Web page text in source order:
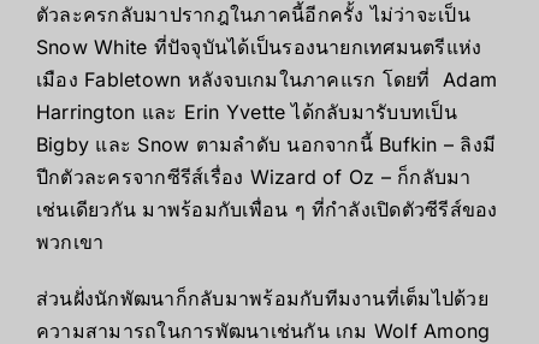
ตัวละครกลับมาปรากฎในภาคนี้อีกครั้ง ไม่ว่าจะเป็น
Snow White ที่ปัจจุบันได้เป็นรองนายกเทศมนตรีแห่ง
เมือง Fabletown หลังจบเกมในภาคแรก โดยที่ Adam
Harrington และ Erin Yvetteได้กลับมารับบทเป็น
Bigby และ Snow ตามลำดับ นอกจากนี้ Bufkin – ลิงมี
ปีกตัวละครจากซีรีส์เรื่อง Wizard of Oz – ก็กลับมา
เช่นเดียวกัน มาพร้อมกับเพื่อน ๆ ที่กำลังเปิดตัวซีรีส์ของ
พวกเขา
ส่วนฝั่งนักพัฒนาก็กลับมาพร้อมกับทีมงานที่เต็มไปด้วย
ความสามารถในการพัฒนาเช่นกัน เกม Wolf Among